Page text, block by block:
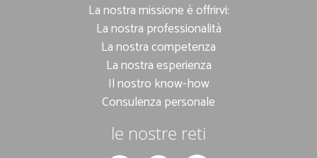
La nostra missione è offrirvi:
La nostra professionalità
La nostra competenza
La nostra esperienza
Il nostro know-how
Consulenza personale
le nostre reti